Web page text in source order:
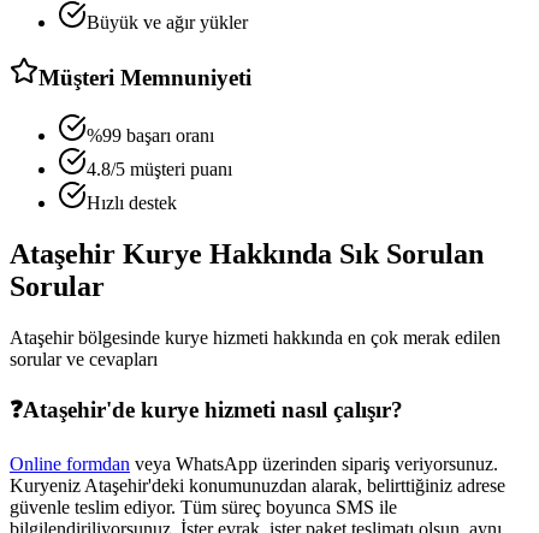
Büyük ve ağır yükler
Müşteri Memnuniyeti
%99 başarı oranı
4.8/5 müşteri puanı
Hızlı destek
Ataşehir Kurye Hakkında Sık Sorulan
Sorular
Ataşehirbölgesinde kurye hizmeti hakkında en çok merak edilen
sorular ve cevapları
❓Ataşehir'de kurye hizmeti nasıl çalışır?
Online formdan veya WhatsApp üzerinden sipariş veriyorsunuz.
KuryenizAtaşehir'deki konumunuzdan alarak, belirttiğiniz adrese
güvenle teslim ediyor. Tüm süreç boyunca SMS ile